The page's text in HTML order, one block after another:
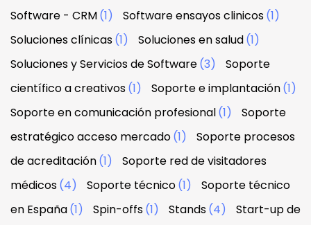
Software - CRM(1) Software ensayos clinicos(1)
Soluciones clínicas(1) Soluciones en salud(1)
Soluciones y Servicios de Software(3)
Soporte
científico a creativos(1) Soporte e implantación(1)
Soporte en comunicación profesional(1)
Soporte
estratégico acceso mercado(1)
Soporte procesos
de acreditación(1)
Soporte red de visitadores
médicos(4) Soporte técnico(1)
Soporte técnico
en España(1) Spin-offs(1) Stands(4)
Start-up de